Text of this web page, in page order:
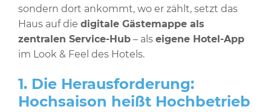
sondern dort ankommt, wo er zählt, setzt das
Haus auf die digitale Gästemappe als
zentralen Service-Hub – als eigene Hotel-App
im Look & Feel des Hotels.
1. Die Herausforderung:
Hochsaison heißt Hochbetrieb